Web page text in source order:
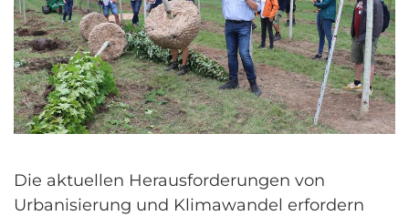
Die aktuellen Herausforderungen von
Urbanisierung und Klimawandel erfordern